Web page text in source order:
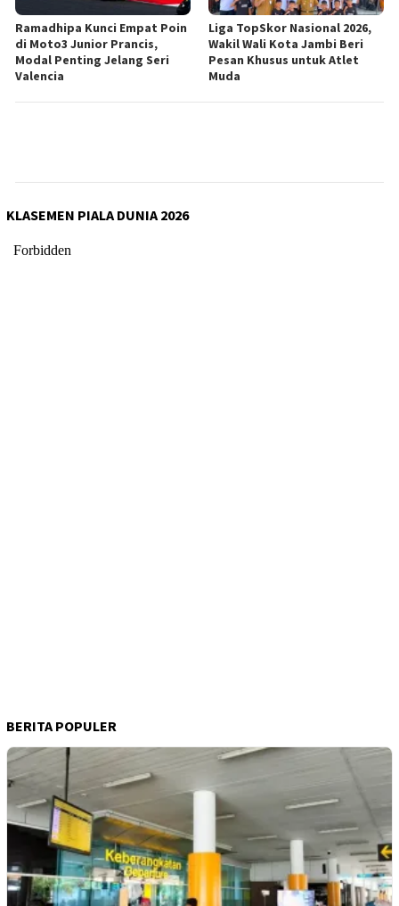
Ramadhipa Kunci Empat Poin
di Moto3 Junior Prancis,
Modal Penting Jelang Seri
Valencia
Liga TopSkor Nasional 2026,
Wakil Wali Kota Jambi Beri
Pesan Khusus untuk Atlet
Muda
KLASEMEN PIALA DUNIA 2026
BERITA POPULER